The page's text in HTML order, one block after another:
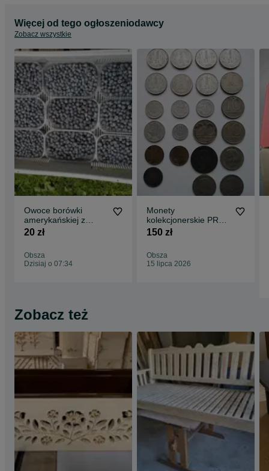
Więcej od tego ogłoszeniodawcy
Zobacz wszystkie
Owoce borówki
amerykańskiej z
przydomowej
20 zł
Obsza
Dzisiaj o 07:34
Monety
kolekcjonerskie PRL
10/20/50 groszy,
150 zł
Obsza
15 lipca 2026
Zobacz też